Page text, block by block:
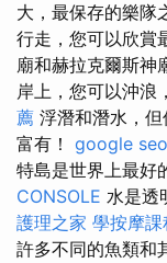
大，最保存的樂隊
行走，您可以欣賞
廟和赫拉克爾斯神
岸上，您可以沖浪
薦 浮潛和潛水，
富有！ google seo
特島是世界上最好
CONSOLE 水是透
護理之家 學按摩課
許多不同的魚類和